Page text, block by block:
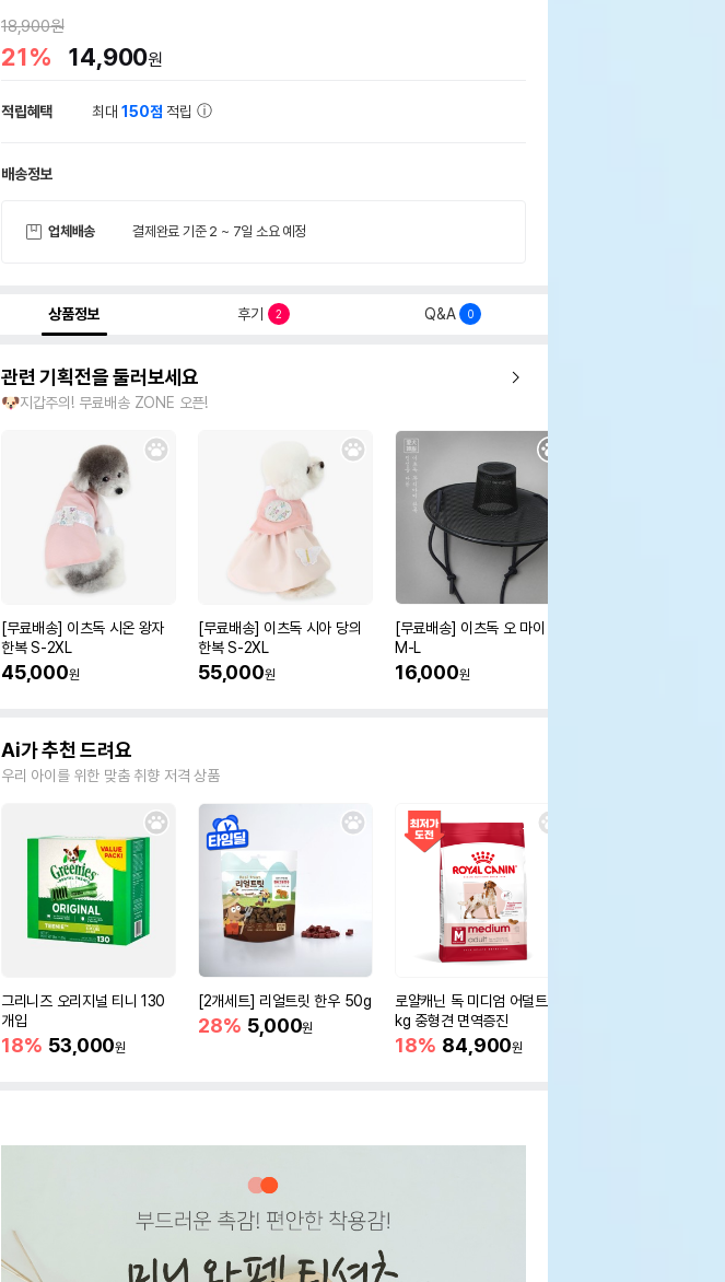
18,900원
21% 14,900원
적립혜택 최대150점 적립
배송정보
업체배송 결제완료 기준 2 ~ 7일 소요 예정
상품정보 후기 2 Q&A 0
관련 기획전을 둘러보세요
🐶지갑주의! 무료배송 ZONE 오픈!
[무료배송] 이츠독 시온 왕자
한복 S-2XL
45,000원
[무료배송] 이츠독 시아 당의
한복 S-2XL
55,000원
[무료배송] 이츠독 오 마이 갓
M-L
16,000원
Ai가 추천 드려요
우리 아이를 위한 맞춤 취향 저격 상품
그리니즈 오리지널 티니 130
개입
18% 53,000원
[2개세트] 리얼트릿 한우 50g
28% 5,000원
로얄캐닌 독 미디엄 어덜트 10
kg 중형견 면역증진
18% 84,900원